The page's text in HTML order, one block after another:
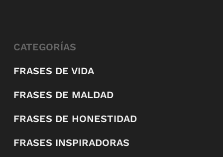
CATEGORÍAS
FRASES DE VIDA
FRASES DE MALDAD
FRASES DE HONESTIDAD
FRASES INSPIRADORAS